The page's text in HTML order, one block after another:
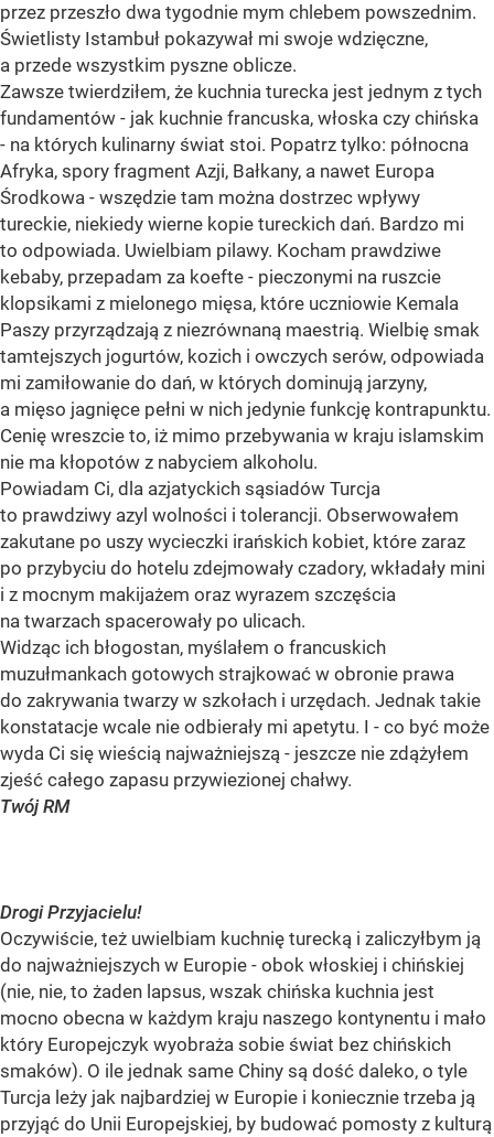
przez przeszło dwa tygodnie mym chlebem powszednim.
Świetlisty Istambuł pokazywał mi swoje wdzięczne,
a przede wszystkim pyszne oblicze.
Zawsze twierdziłem, że kuchnia turecka jest jednym z tych
fundamentów - jak kuchnie francuska, włoska czy chińska
- na których kulinarny świat stoi. Popatrz tylko: północna
Afryka, spory fragment Azji, Bałkany, a nawet Europa
Środkowa - wszędzie tam można dostrzec wpływy
tureckie, niekiedy wierne kopie tureckich dań. Bardzo mi
to odpowiada. Uwielbiam pilawy. Kocham prawdziwe
kebaby, przepadam za koefte - pieczonymi na ruszcie
klopsikami z mielonego mięsa, które uczniowie Kemala
Paszy przyrządzają z niezrównaną maestrią. Wielbię smak
tamtejszych jogurtów, kozich i owczych serów, odpowiada
mi zamiłowanie do dań, w których dominują jarzyny,
a mięso jagnięce pełni w nich jedynie funkcję kontrapunktu.
Cenię wreszcie to, iż mimo przebywania w kraju islamskim
nie ma kłopotów z nabyciem alkoholu.
Powiadam Ci, dla azjatyckich sąsiadów Turcja
to prawdziwy azyl wolności i tolerancji. Obserwowałem
zakutane po uszy wycieczki irańskich kobiet, które zaraz
po przybyciu do hotelu zdejmowały czadory, wkładały mini
i z mocnym makijażem oraz wyrazem szczęścia
na twarzach spacerowały po ulicach.
Widząc ich błogostan, myślałem o francuskich
muzułmankach gotowych strajkować w obronie prawa
do zakrywania twarzy w szkołach i urzędach. Jednak takie
konstatacje wcale nie odbierały mi apetytu. I - co być może
wyda Ci się wieścią najważniejszą - jeszcze nie zdążyłem
zjeść całego zapasu przywiezionej chałwy.
Twój RM
Drogi Przyjacielu!
Oczywiście, też uwielbiam kuchnię turecką i zaliczyłbym ją
do najważniejszych w Europie - obok włoskiej i chińskiej
(nie, nie, to żaden lapsus, wszak chińska kuchnia jest
mocno obecna w każdym kraju naszego kontynentu i mało
który Europejczyk wyobraża sobie świat bez chińskich
smaków). O ile jednak same Chiny są dość daleko, o tyle
Turcja leży jak najbardziej w Europie i koniecznie trzeba ją
przyjąć do Unii Europejskiej, by budować pomosty z kulturą